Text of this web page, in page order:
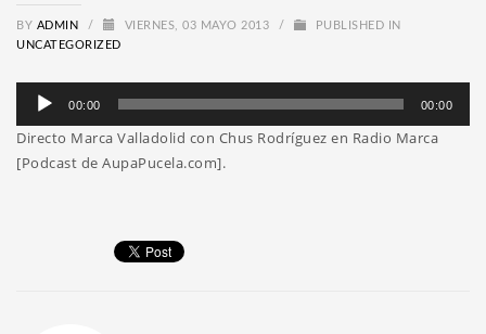
BY ADMIN / VIERNES, 03 MAYO 2013 /
PUBLISHED IN
UNCATEGORIZED
Reproductor
audio
00:00 00:00
Directo Marca Valladolid con Chus Rodríguez en Radio Marca
[Podcast de AupaPucela.com].